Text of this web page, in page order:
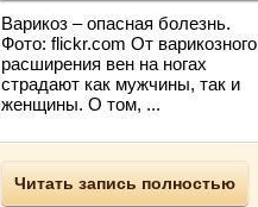
Варикоз – опасная болезнь.
Фото: flickr.com От варикозного
расширения вен на ногах
страдают как мужчины, так и
женщины. О том, ...
Читать запись полностью